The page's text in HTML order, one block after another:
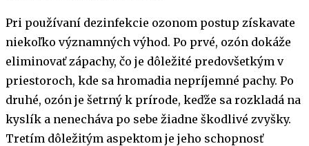
Pri používaní dezinfekcie ozonom postup získavate
niekoľko významných výhod. Po prvé, ozón dokáže
eliminovať zápachy, čo je dôležité predovšetkým v
priestoroch, kde sa hromadia nepríjemné pachy. Po
druhé, ozón je šetrný k prírode, keďže sa rozkladá na
kyslík a nenecháva po sebe žiadne škodlivé zvyšky.
Tretím dôležitým aspektom je jeho schopnosť